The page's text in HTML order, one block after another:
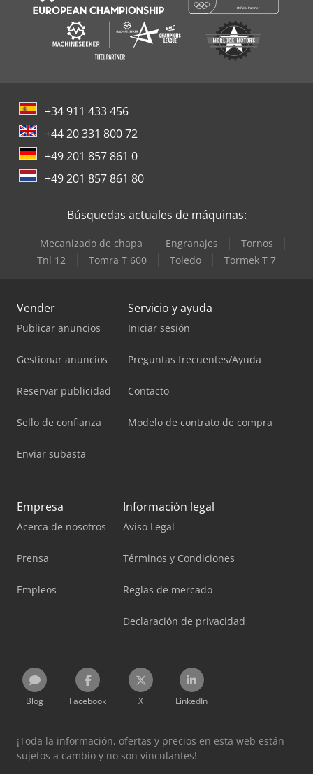
+34 911 433 456
+44 20 331 800 72
+49 201 857 861 0
+49 201 857 861 80
Búsquedas actuales de máquinas:
Mecanizado de chapa Engranajes
Tornos
Tnl 12
Tomra T 600 Toledo Tormek T 7
Vender
Publicar anuncios
Gestionar anuncios
Reservar publicidad
Sello de confianza
Enviar subasta
Servicio y ayuda
Iniciar sesión
Preguntas frecuentes/Ayuda
Contacto
Modelo de contrato de compra
Empresa
Acerca de nosotros
Prensa
Empleos
Información legal
Aviso Legal
Términos y Condiciones
Reglas de mercado
Declaración de privacidad
Blog Facebook X LinkedIn
¡Toda la información, ofertas y precios en esta web están
sujetos a cambio y no son vinculantes!